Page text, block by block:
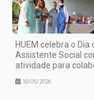
HUEM celebra o Dia
Assistente Social
atividade para
18/05/2026